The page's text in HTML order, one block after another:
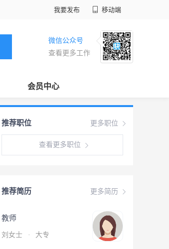
我要发布 移动端
微信公众号
查看更多工作
会员中心
更多职位
推荐职位
查看更多职位
更多简历
推荐简历
教师
刘女士 · 大专